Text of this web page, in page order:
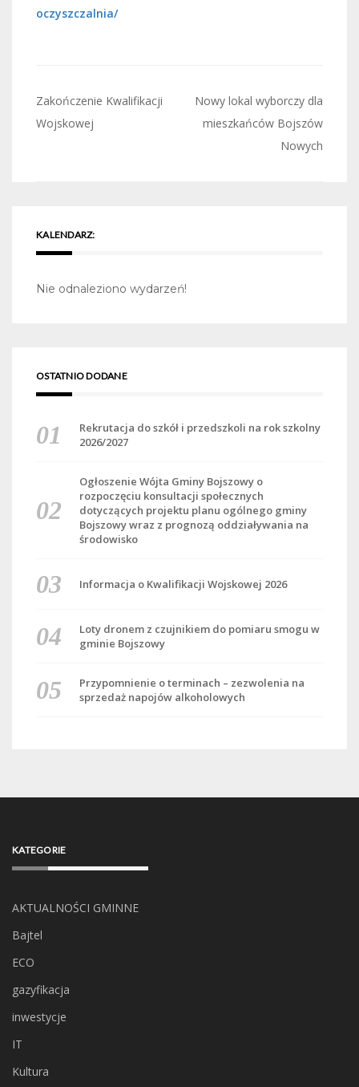
oczyszczalnia/
Nawigacja
wpisu
Zakończenie Kwalifikacji
Wojskowej
Nowy lokal wyborczy dla
mieszkańców Bojszów
Nowych
KALENDARZ:
Nie odnaleziono wydarzeń!
OSTATNIO DODANE
Rekrutacja do szkół i przedszkoli na rok szkolny
2026/2027
Ogłoszenie Wójta Gminy Bojszowy o
rozpoczęciu konsultacji społecznych
dotyczących projektu planu ogólnego gminy
Bojszowy wraz z prognozą oddziaływania na
środowisko
Informacja o Kwalifikacji Wojskowej 2026
Loty dronem z czujnikiem do pomiaru smogu w
gminie Bojszowy
Przypomnienie o terminach – zezwolenia na
sprzedaż napojów alkoholowych
KATEGORIE
AKTUALNOŚCI GMINNE
Bajtel
ECO
gazyfikacja
inwestycje
IT
Kultura